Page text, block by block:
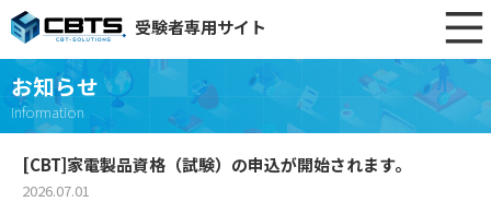
受験者専用サイト
お知らせ
Information
[CBT]家電製品資格（試験）の申込が開始されます。
2026.07.01